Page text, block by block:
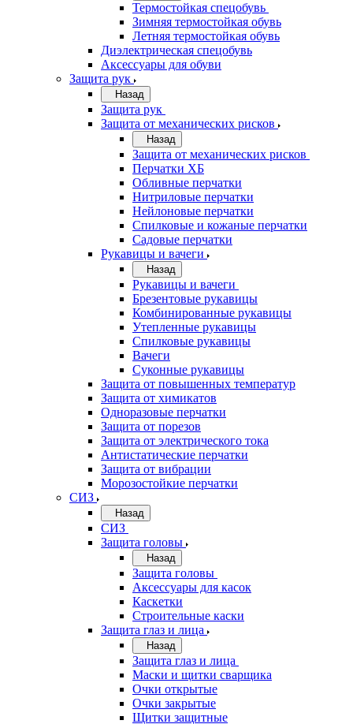
Термостойкая спецобувь
Зимняя термостойкая обувь
Летняя термостойкая обувь
Диэлектрическая спецобувь
Аксессуары для обуви
Защита рук
Назад
Защита рук
Защита от механических рисков
Назад
Защита от механических рисков
Перчатки ХБ
Обливные перчатки
Нитриловые перчатки
Нейлоновые перчатки
Спилковые и кожаные перчатки
Садовые перчатки
Рукавицы и вачеги
Назад
Рукавицы и вачеги
Брезентовые рукавицы
Комбинированные рукавицы
Утепленные рукавицы
Спилковые рукавицы
Вачеги
Суконные рукавицы
Защита от повышенных температур
Защита от химикатов
Одноразовые перчатки
Защита от порезов
Защита от электрического тока
Антистатические перчатки
Защита от вибрации
Морозостойкие перчатки
СИЗ
Назад
СИЗ
Защита головы
Назад
Защита головы
Аксессуары для касок
Каскетки
Строительные каски
Защита глаз и лица
Назад
Защита глаз и лица
Маски и щитки сварщика
Очки открытые
Очки закрытые
Щитки защитные